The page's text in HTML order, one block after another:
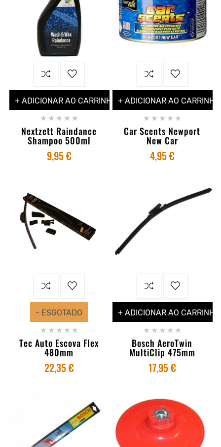
+ ADICIONAR AO CARRINHO
    
Nextzett Raindance
Shampoo 500ml
9,95 €
+ ADICIONAR AO CARRINHO
    
Car Scents Newport
New Car
4,95 €
- ESGOTADO
    
Tec Auto Escova Flex
480mm
22,35 €
+ ADICIONAR AO CARRINHO
    
Bosch AeroTwin
MultiClip 475mm
17,95 €